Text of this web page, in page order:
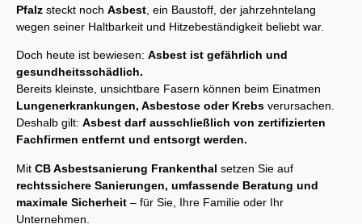
Pfalz steckt noch Asbest , ein Baustoff, der jahrzehntelang
wegen seiner Haltbarkeit und Hitzebeständigkeit beliebt war.
Doch heute ist bewiesen: Asbest ist gefährlich und
gesundheitsschädlich.
Bereits kleinste, unsichtbare Fasern können beim Einatmen
Lungenerkrankungen, Asbestose oder Krebs verursachen.
Deshalb gilt: Asbest darf ausschließlich von zertifizierten
Fachfirmen entfernt und entsorgt werden.
Mit CB Asbestsanierung Frankenthal setzen Sie auf
rechtssichere Sanierungen, umfassende Beratung und
maximale Sicherheit – für Sie, Ihre Familie oder Ihr
Unternehmen.